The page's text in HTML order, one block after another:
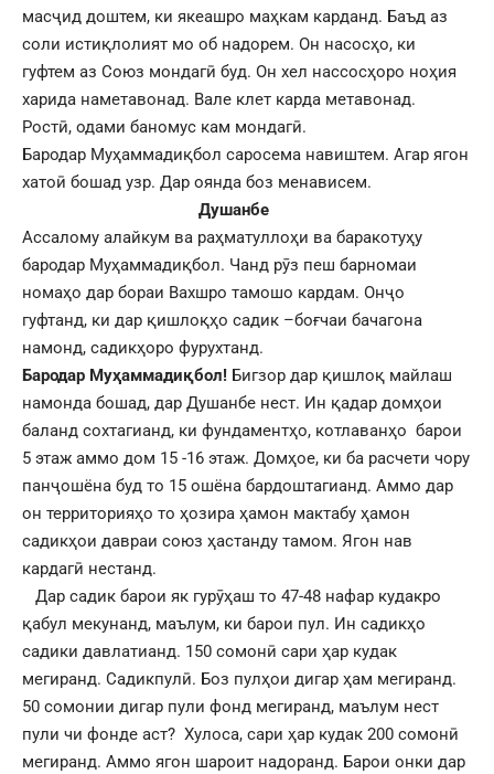
масҷид доштем, ки якеашро маҳкам карданд. Баъд аз
соли истиқлолият мо об надорем. Он насосҳо, ки
гуфтем аз Союз мондагӣ буд. Он хел нассосҳоро ноҳия
харида наметавонад. Вале клет карда метавонад.
Ростӣ, одами баномус кам мондагӣ.
Бародар Муҳаммадиқбол саросема навиштем. Агар ягон
хатоӣ бошад узр. Дар оянда боз менависем.
Душанбе
Ассалому алайкум ва раҳматуллоҳи ва баракотуҳу
бародар Муҳаммадиқбол. Чанд рӯз пеш барномаи
номаҳо дар бораи Вахшро тамошо кардам. Онҷо
гуфтанд, ки дар қишлоқҳо садик –боғчаи бачагона
намонд, садикҳоро фурухтанд.
Бародар Муҳаммадиқбол! Бигзор дар қишлоқ майлаш
намонда бошад, дар Душанбе нест. Ин қадар домҳои
баланд сохтагианд, ки фундаментҳо, котлаванҳо барои
5 этаж аммо дом 15 -16 этаж. Домҳое, ки ба расчети чору
панҷошёна буд то 15 ошёна бардоштагианд. Аммо дар
он территорияҳо то ҳозира ҳамон мактабу ҳамон
садикҳои давраи союз ҳастанду тамом. Ягон нав
кардагӣ нестанд.
Дар садик барои як гурӯҳаш то 47-48 нафар кудакро
қабул мекунанд, маълум, ки барои пул. Ин садикҳо
садики давлатианд. 150 сомонӣ сари ҳар кудак
мегиранд. Садикпулӣ. Боз пулҳои дигар ҳам мегиранд.
50 сомонии дигар пули фонд мегиранд, маълум нест
пули чи фонде аст? Хулоса, сари ҳар кудак 200 сомонӣ
мегиранд. Аммо ягон шароит надоранд. Барои онки дар